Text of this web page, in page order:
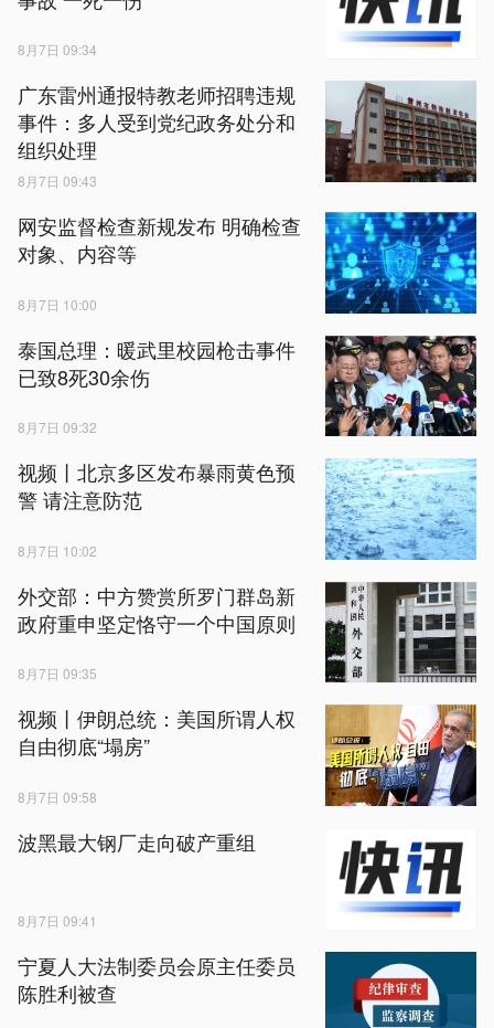
8月7日 09:34
广东雷州通报特教老师招聘违规
事件：多人受到党纪政务处分和
组织处理
8月7日 09:43
网安监督检查新规发布 明确检查
对象、内容等
8月7日 10:00
泰国总理：暖武里校园枪击事件
已致8死30余伤
8月7日 09:32
视频丨北京多区发布暴雨黄色预
警 请注意防范
8月7日 10:02
外交部：中方赞赏所罗门群岛新
政府重申坚定恪守一个中国原则
8月7日 09:35
视频丨伊朗总统：美国所谓人权
自由彻底“塌房”
8月7日 09:58
波黑最大钢厂走向破产重组
8月7日 09:41
宁夏人大法制委员会原主任委员
陈胜利被查